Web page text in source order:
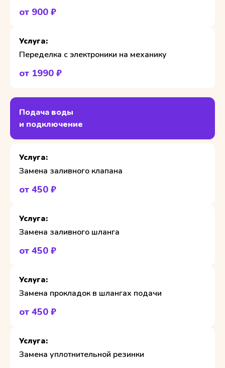
от 900 ₽
Переделка с электроники на механику
от 1990 ₽
Подача воды
и подключение
Замена заливного клапана
от 450 ₽
Замена заливного шланга
от 450 ₽
Замена прокладок в шлангах подачи
от 450 ₽
Замена уплотнительной резинки